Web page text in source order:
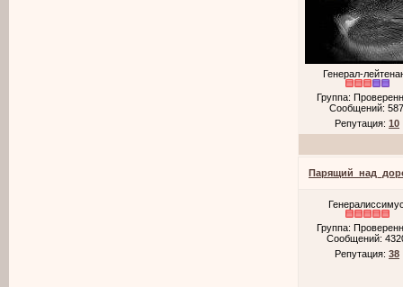
Генерал-
Группа:
Сообщений:
Репутация: 10
Группа:
Сообщений:
Репутация: 38